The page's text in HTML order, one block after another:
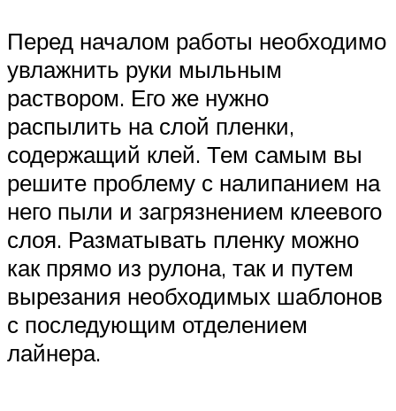
Перед началом работы необходимо
увлажнить руки мыльным
раствором. Его же нужно
распылить на слой пленки,
содержащий клей. Тем самым вы
решите проблему с налипанием на
него пыли и загрязнением клеевого
слоя. Разматывать пленку можно
как прямо из рулона, так и путем
вырезания необходимых шаблонов
с последующим отделением
лайнера.